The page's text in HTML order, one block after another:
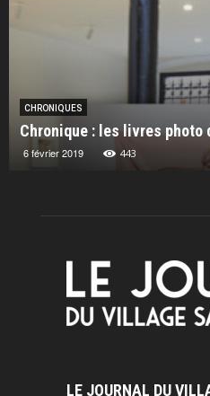
CHRONIQUES
Chronique : les livres photo
6 février 2019 443
LE JOURNAL DU